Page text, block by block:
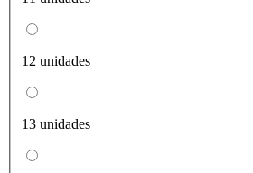
12 unidades
13 unidades